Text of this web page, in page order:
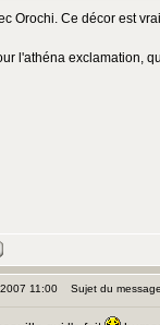
Orochi. Ce décor est
l'athéna exclamation,
11:00 Sujet du